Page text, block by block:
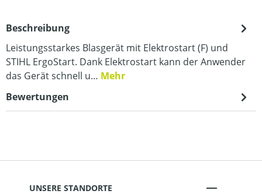
Beschreibung
Leistungsstarkes Blasgerät mit Elektrostart (F) und
STIHL ErgoStart. Dank Elektrostart kann der Anwender
das Gerät schnell u… Mehr
Bewertungen
UNSERE STANDORTE